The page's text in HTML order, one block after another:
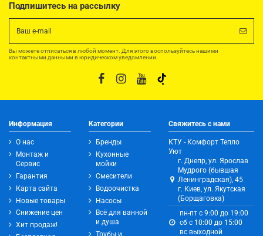
Подпишитесь на рассылку
Вы можете отписаться в любой момент. Для этого воспользуйтесь нашими
контактными данными в юридическом уведомлении.
Информация
О нас
Монтаж и
Сервис
Гарантия
Карта сайта
Новые товары
Снижение цен
Хит продаж!
Категории
Бренды
Кухонные
мойки
Смесители
Водоочистка
Насосы
Всё для ванной
и душа
Свяжитесь с нами
КТУ - Комфорт Тепло
Уют
г. Днепр, ул. Ярослав
Мудрого (бывшая
Ленинградская), 45
г. Киев, ул. Якутская
(Борщаговка)
пн-пт с 9:00 до 19:00
сб с 10:00 до 15:00
вс выходной